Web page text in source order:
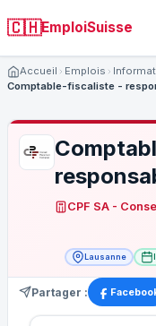
🇨🇭EmploiSuisse
Accueil Emplois
Comptable-fiscaliste -
CPF SA -
Lausanne
Partager :